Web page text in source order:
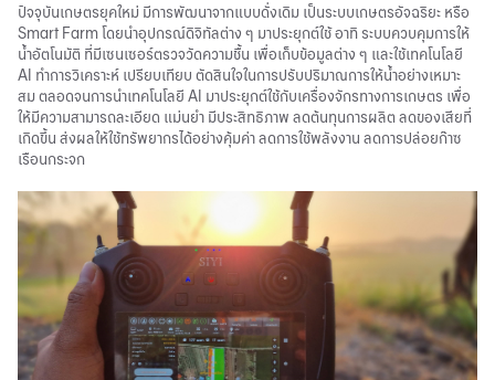
ปัจจุบันเกษตรยุคใหม่ มีการพัฒนาจากแบบดั่งเดิม เป็นระบบเกษตรอัจฉริยะ หรือ
Smart Farm โดยนำอุปกรณ์ดิจิทัลต่าง ๆ มาประยุกต์ใช้ อาทิ ระบบควบคุมการให้
น้ำอัตโนมัติ ที่มีเซนเซอร์ตรวจวัดความชื้น เพื่อเก็บข้อมูลต่าง ๆ และใช้เทคโนโลยี
AI ทำการวิเคราะห์ เปรียบเทียบ ตัดสินใจในการปรับปริมาณการให้น้ำอย่างเหมาะ
สม ตลอดจนการนำเทคโนโลยี AI มาประยุกต์ใช้กับเครื่องจักรทางการเกษตร เพื่อ
ให้มีความสามารถละเอียด แม่นยำ มีประสิทธิภาพ ลดต้นทุนการผลิต ลดของเสียที่
เกิดขึ้น ส่งผลให้ใช้ทรัพยากรได้อย่างคุ้มค่า ลดการใช้พลังงาน ลดการปล่อยก๊าซ
เรือนกระจก